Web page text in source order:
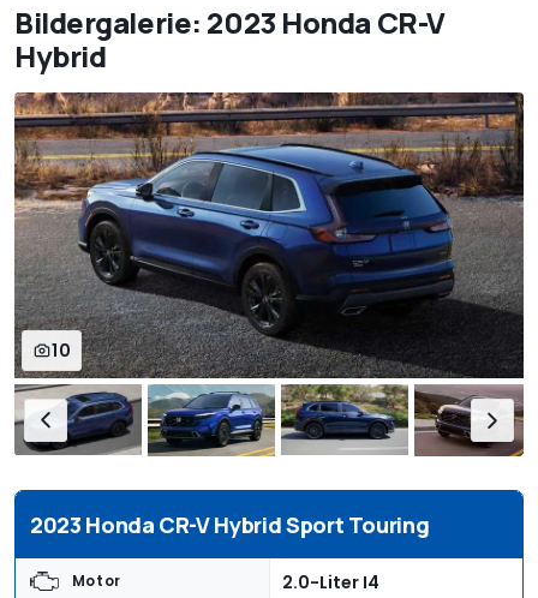
Bildergalerie: 2023 Honda CR-V
Hybrid
10
2023 Honda CR-V Hybrid Sport Touring
Motor 2.0-Liter I4